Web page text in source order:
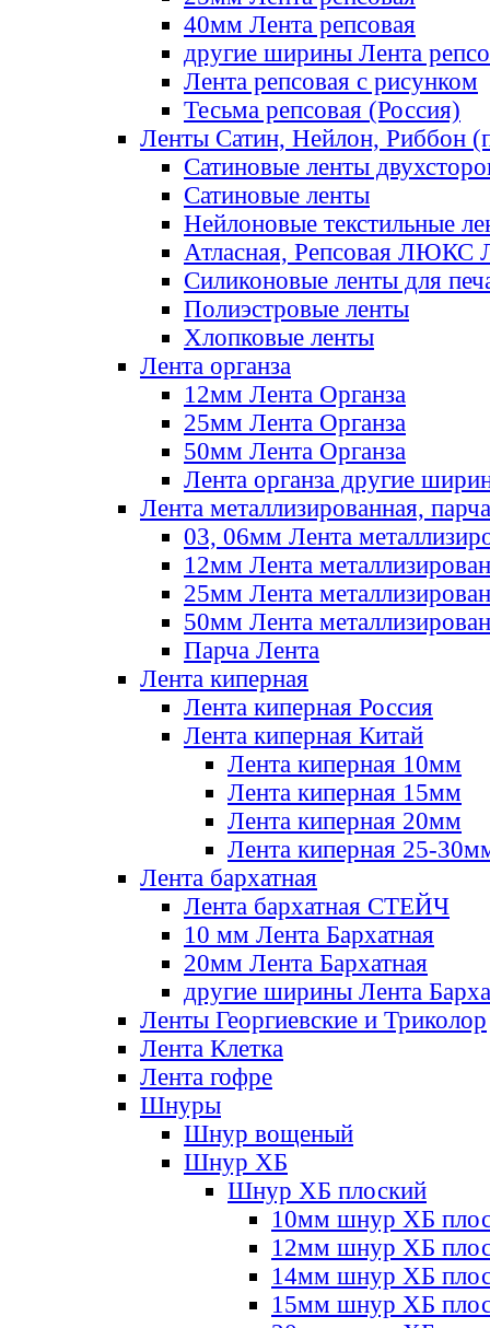
40мм Лента репсовая
другие ширины Лента
Лента репсовая с рисунком
Тесьма репсовая (Россия)
Ленты Сатин, Нейлон, Риббон
Сатиновые ленты
Сатиновые ленты
Нейлоновые текстильные
Атласная, Репсовая ЛЮКС
Силиконовые ленты для
Полиэстровые ленты
Хлопковые ленты
Лента органза
12мм Лента Органза
25мм Лента Органза
50мм Лента Органза
Лента органза другие
Лента металлизированная, парча
03, 06мм Лента
12мм Лента
25мм Лента
50мм Лента
Парча Лента
Лента киперная
Лента киперная Россия
Лента киперная Китай
Лента киперная 10мм
Лента киперная 15мм
Лента киперная 20мм
Лента киперная 25-
Лента бархатная
Лента бархатная СТЕЙЧ
10 мм Лента Бархатная
20мм Лента Бархатная
другие ширины Лента
Ленты Георгиевские и Триколор
Лента Клетка
Лента гофре
Шнуры
Шнур вощеный
Шнур ХБ
Шнур ХБ плоский
10мм шнур ХБ
12мм шнур ХБ
14мм шнур ХБ
15мм шнур ХБ